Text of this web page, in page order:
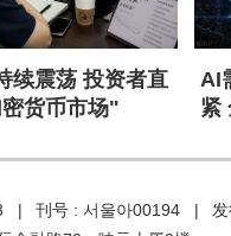
续震荡 投资者直
货币市场"
AI
紧
| 刊号 : 서울아00194 |